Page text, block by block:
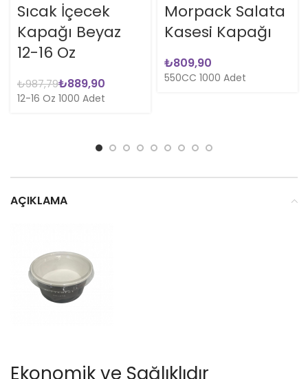
Sıcak İçecek
Kapağı Beyaz
12-16 Oz
₺987,79₺889,90
12-16 Oz 1000 Adet
Morpack Salata
Kasesi Kapağı
₺
550CC 1000 Adet
AÇIKLAMA
Ekonomik ve Sağlıklıdır